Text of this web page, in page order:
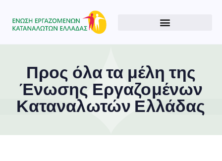
Προς όλα τα μέλη της
Ένωσης Εργαζομένων
Καταναλωτών Ελλάδας